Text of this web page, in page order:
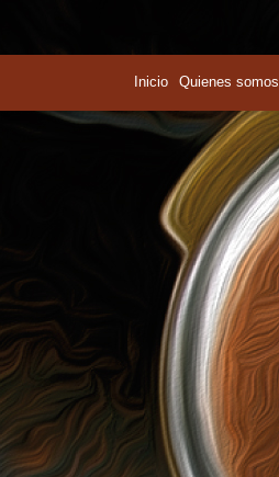
Inicio Quienes somos